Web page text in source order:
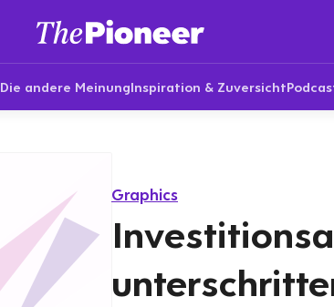
Die andere MeinungInspiration & Zuversicht
Graphics